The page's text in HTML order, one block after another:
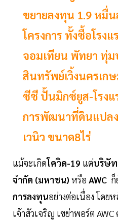
ขยายลงทุน 1.9 หมื่
โครงการ ทั้งซื้อโรง
จอมเทียน พัทยา ทุ่
สินทรัพย์เวิ้งนครเก
ซีซี ปั้นมิกซ์ยูส-โรง
การพัฒนาที่ดินแปล
เวนิว ขนาด8ไร่
แม้จะเกิดโควิด-19 แต่บริษัท
จำกัด (มหาชน) หรือ AWC ก็
การลงทุนอย่างต่อเนื่อง โดย
เจ้าสัวเจริญ เขย่าพอร์ต